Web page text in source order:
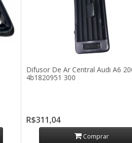
Difusor De Ar Central Audi A6
4b1820951 300
R$311,04
Comprar